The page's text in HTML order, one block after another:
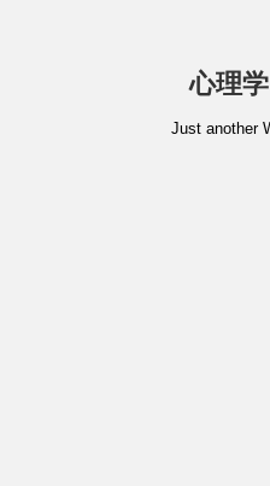
心理
Just another